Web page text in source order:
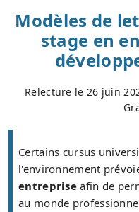
Modèles de
stage en
Relecture le 26 juin
Certains cursus
l'environnement
entreprise afin de
au monde